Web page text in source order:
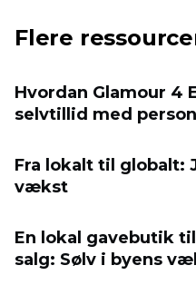
Flere
Hvordan Glamour 4
selvtillid med
Fra lokalt til globalt:
vækst
En lokal gavebutik
salg: Sølv i byens